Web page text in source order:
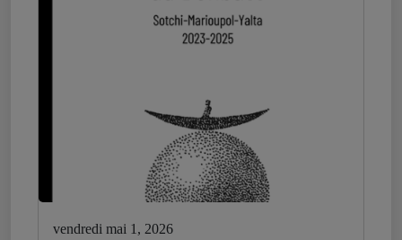
vendredi mai 1, 2026